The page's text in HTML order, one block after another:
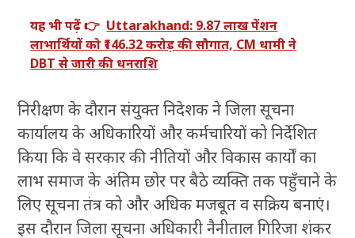
यह भी पढ़ें 👉 Uttarakhand: 9.87 लाख पेंशन
लाभार्थियों को ₹146.32 करोड़ की सौगात, CM धामी ने
DBT से जारी की धनराशि
निरीक्षण के दौरान संयुक्त निदेशक ने जिला सूचना
कार्यालय के अधिकारियों और कर्मचारियों को निर्देशित
किया कि वे सरकार की नीतियों और विकास कार्यों का
लाभ समाज के अंतिम छोर पर बैठे व्यक्ति तक पहुँचाने के
लिए सूचना तंत्र को और अधिक मजबूत व सक्रिय बनाएं।
इस दौरान जिला सूचना अधिकारी नैनीताल गिरिजा शंकर